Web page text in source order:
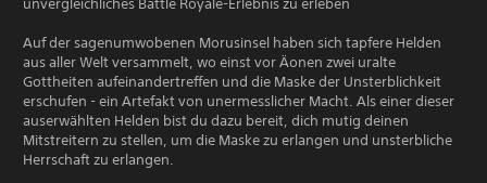
Auf der sagenumwobenen Morusinsel haben sich tapfere Helden
aus aller Welt versammelt, wo einst vor Äonen zwei uralte
Gottheiten aufeinandertreffen und die Maske der Unsterblichkeit
erschufen - ein Artefakt von unermesslicher Macht. Als einer dieser
auserwählten Helden bist du dazu bereit, dich mutig deinen
Mitstreitern zu stellen, um die Maske zu erlangen und unsterbliche
Herrschaft zu erlangen.